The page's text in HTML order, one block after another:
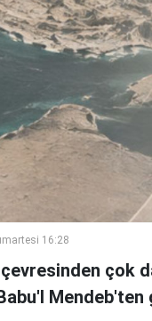
16:28
çok
Mendeb'ten